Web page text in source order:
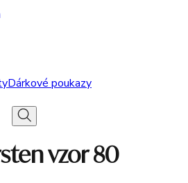
Dárkové poukazy
vzor 80